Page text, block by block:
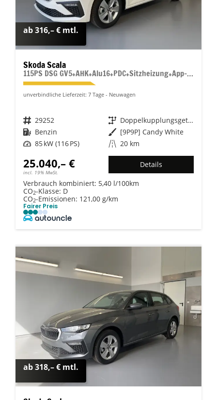
ab 316,– € mtl.
Skoda Scala
115PS DSG GV5+AHK+Alu16+PDC+Sitzheizung+App-Connect
unverbindliche Lieferzeit: 7 Tage Neuwagen
Fahrzeugnr. 29252 Getriebe
Doppelkupplungsgetriebe (DSG)
Kraftstoff Benzin Außenfarbe [9P9P] Candy White
Leistung 85 kW (116 PS) Kilometerstand 20 km
25.040,– €
incl. 19% MwSt.
Details
Verbrauch kombiniert: 5,40 l/100km
CO2-Klasse: D
CO2-Emissionen: 121,00 g/km
Fairer Preis
ab 318,– € mtl.